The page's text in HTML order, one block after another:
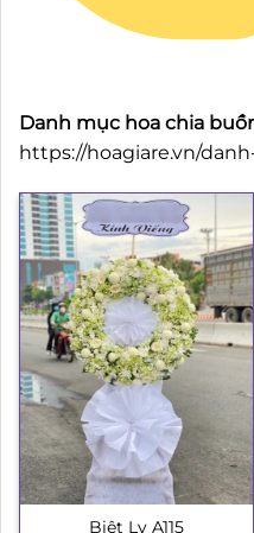
Danh mục hoa chia
https://hoagiare.vn/
Biệt Ly A115